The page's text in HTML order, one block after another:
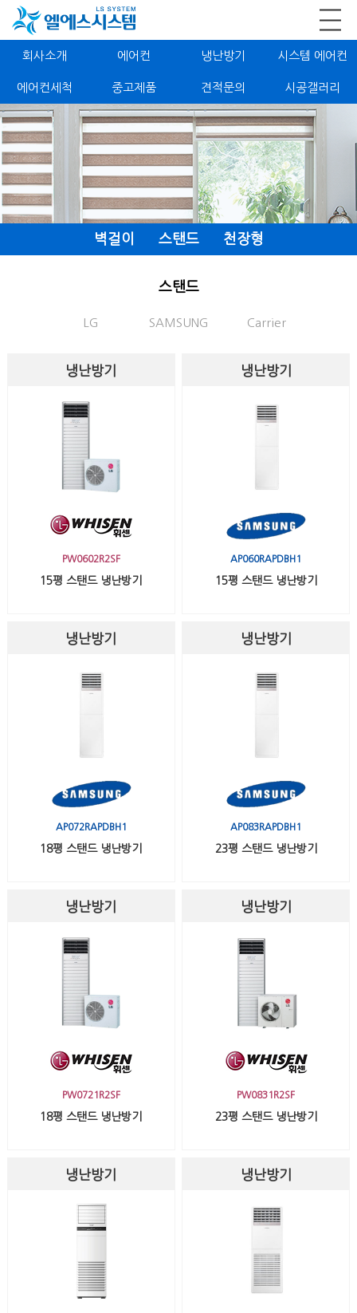
회사소개 에어컨 냉난방기 시스템 에어컨
에어컨세척 중고제품 견적문의 시공갤러리
벽걸이 스탠드 천장형
스탠드
LG SAMSUNG Carrier
냉난방기
PW0602R2SF
15평 스탠드 냉난방기
냉난방기
AP060RAPDBH1
15평 스탠드 냉난방기
냉난방기
AP072RAPDBH1
18평 스탠드 냉난방기
냉난방기
AP083RAPDBH1
23평 스탠드 냉난방기
냉난방기
PW0721R2SF
18평 스탠드 냉난방기
냉난방기
PW0831R2SF
23평 스탠드 냉난방기
냉난방기 냉난방기